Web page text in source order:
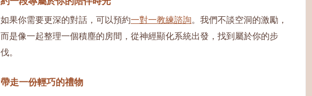
如果你需要更深的對話，可以預約一對一教練諮詢。我們不談空洞的激勵，
而是像一起整理一個積塵的房間，從神經顯化系統出發，找到屬於你的步
伐。
帶走一份輕巧的禮物